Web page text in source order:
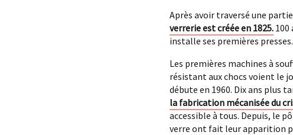
Après avoir traversé une
verrerie est créée en 1825. 100
installe ses premières presses.
Les premières machines à
résistant aux chocs voient le
débute en 1960. Dix ans plus
la fabrication mécanisée du
accessible à tous. Depuis, le
verre ont fait leur apparition